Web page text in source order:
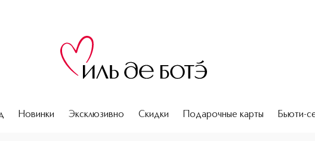
Новинки Эксклюзивно Скидки Подарочные карты Бьюти-